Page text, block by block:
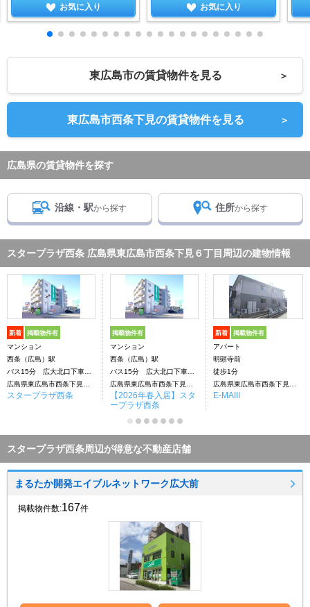
お気に入り お気に入り
東広島市の賃貸物件を見る ＞
東広島市西条下見の賃貸物件を見る ＞
広島県の賃貸物件を探す
沿線・駅から探す 住所から探す
スタープラザ西条 広島県東広島市西条下見６丁目周辺の建物情報
新着 掲載物件有
マンション
西条（広島）駅
バス15分 広大北口下車：停歩1分
スタープラザ西条
掲載物件有
マンション
西条（広島）駅
バス15分 広大北口下車：停歩1分
【2026年春入居】スタ
ープラザ西条
新着 掲載物件有
アパート
明顕寺前
徒歩1分
E-MAIII
スタープラザ西条周辺が得意な不動産店舗
まるたか開発エイブルネットワーク広大前
掲載物件数:167件